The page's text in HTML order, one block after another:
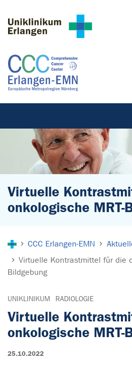
Virtuelle
onkologische MRT-
CCC Erlangen-EMN
Virtuelle Kontrastmittel für die
Bildgebung
UNIKLINIKUM RADIOLOGIE
Virtuelle
onkologische MRT-
25.10.2022